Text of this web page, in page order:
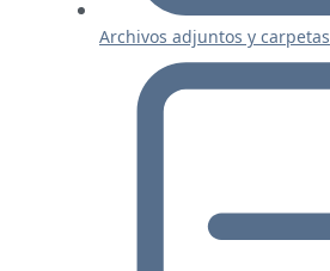
Archivos adjuntos y carpetas